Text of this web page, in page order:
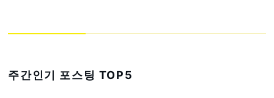
주간인기 포스팅 TOP5